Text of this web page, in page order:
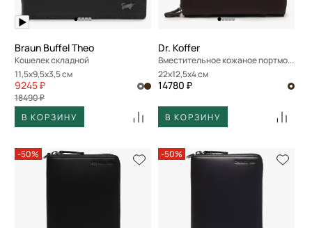
Braun Buffel Theo
Кошелек складной
11,5x9,5x3,5 см
9245 ₽
18490 ₽
В КОРЗИНУ
Dr. Koffer
Вместительное кожаное портмоне
22x12,5x4 см
14780 ₽
В КОРЗИНУ
-50% -50%